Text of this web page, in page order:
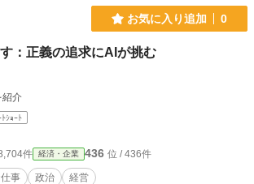
お気に入り追加 0
：正義の追求にAIが挑む
紹介
ﾄｼｮｰﾄ
件 経済・企業 436 位 / 436件
事 政治 経営